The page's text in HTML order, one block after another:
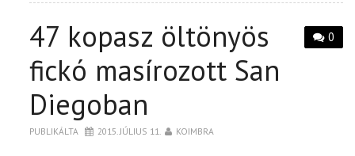
0
47 kopasz öltönyös
fickó masírozott San
Diegoban
PUBLIKÁLTA 2015. JÚLIUS 11. KOIMBRA